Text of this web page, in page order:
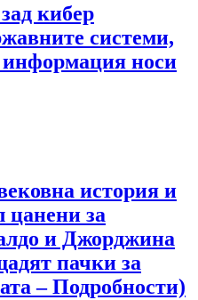
кибер
системи,
информация носи
история и
цанени за
и Джорджина
пачки за
– Подробности)